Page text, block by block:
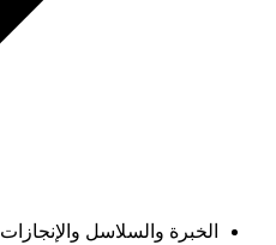
الخبرة والسلاسل والإنجازات